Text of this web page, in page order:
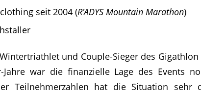
seit 2004 (R’ADYS Mountain Marathon)
und Couple-Sieger des Gigathlon
Jahre war die finanzielle Lage des Events
Teilnehmerzahlen hat die Situation sehr